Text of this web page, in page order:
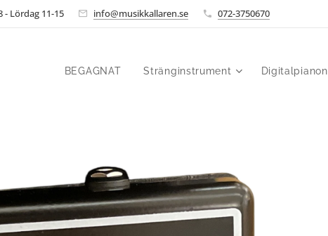
- Lördag 11-15 info@musikkallaren.se 072-3750670
BEGAGNAT Stränginstrument Digitalpianon